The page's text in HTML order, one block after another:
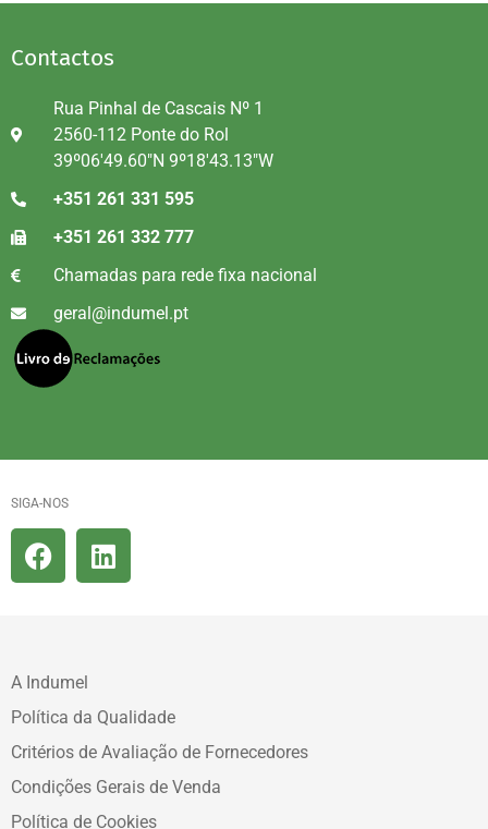
Contactos
Rua Pinhal de Cascais Nº 1
2560-112 Ponte do Rol
39º06'49.60"N 9º18'43.13"W
+351 261 331 595
+351 261 332 777
Chamadas para rede fixa nacional
geral@indumel.pt
SIGA-NOS
A Indumel
Política da Qualidade
Critérios de Avaliação de Fornecedores
Condições Gerais de Venda
Política de Cookies